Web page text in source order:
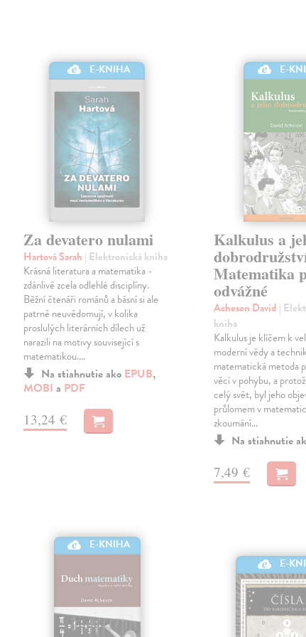
E-KNIHA
Za devatero nulami
Hartová Sarah | Elektronická kniha
Krásná literatura a matematika -
zdánlivě zcela odlehlé disciplíny.
Běžní čtenáři románů a básní si ale
patrně neuvědomují, v kolika
proslulých literárních dílech už
narazili na motivy související s
matematikou.…
Na stiahnutie ako EPUB,
MOBI a PDF
13,24 €
E-
Kalkulus a
Matematika
odvážné
Acheson David |
kniha
Kalkulus je klíčem k
moderní vědy a
matematická metoda
věcí v pohybu, a
celý svět, byl jeho
průlomem v
zkoumání…
Na stiahnutie
7,49 €
E-KNIHA
E-